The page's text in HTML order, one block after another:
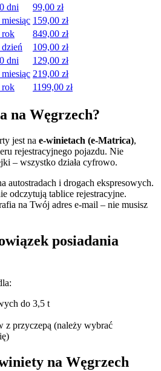
dni
99,00 zł
miesiąc 159,00 zł
rok
849,00 zł
dzień
109,00 zł
dni
129,00 zł
miesiąc 219,00 zł
rok
1199,00 zł
na Węgrzech?
jest na e-winietach (e-Matrica),
rejestracyjnego pojazdu. Nie
– wszystko działa cyfrowo.
autostradach i drogach ekspresowych.
odczytują tablice rejestracyjne.
na Twój adres e-mail – nie musisz
posiadania
do 3,5 t
przyczepą (należy wybrać
na Węgrzech